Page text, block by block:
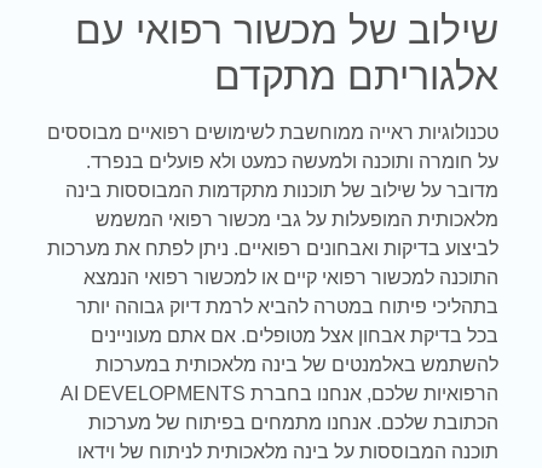
שילוב של מכשור רפואי עם
אלגוריתם מתקדם
טכנולוגיות ראייה ממוחשבת לשימושים רפואיים מבוססים
על חומרה ותוכנה ולמעשה כמעט ולא פועלים בנפרד.
מדובר על שילוב של תוכנות מתקדמות המבוססות בינה
מלאכותית המופעלות על גבי מכשור רפואי המשמש
לביצוע בדיקות ואבחונים רפואיים. ניתן לפתח את מערכות
התוכנה למכשור רפואי קיים או למכשור רפואי הנמצא
בתהליכי פיתוח במטרה להביא לרמת דיוק גבוהה יותר
בכל בדיקת אבחון אצל מטופלים. אם אתם מעוניינים
להשתמש באלמנטים של בינה מלאכותית במערכות
הרפואיות שלכם, אנחנו בחברת AI DEVELOPMENTS
הכתובת שלכם. אנחנו מתמחים בפיתוח של מערכות
תוכנה המבוססות על בינה מלאכותית לניתוח של וידאו